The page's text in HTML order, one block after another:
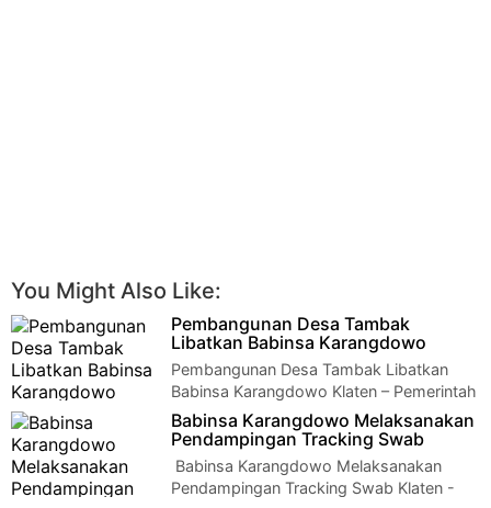
You Might Also Like:
Pembangunan Desa Tambak
Libatkan Babinsa Karangdowo
Pembangunan Desa Tambak Libatkan
Babinsa Karangdowo Klaten – Pemerintah
Desa Tambak melaksanakan musyawarah rencana pemb…
Babinsa Karangdowo Melaksanakan
Pendampingan Tracking Swab
Babinsa Karangdowo Melaksanakan
Pendampingan Tracking Swab Klaten -